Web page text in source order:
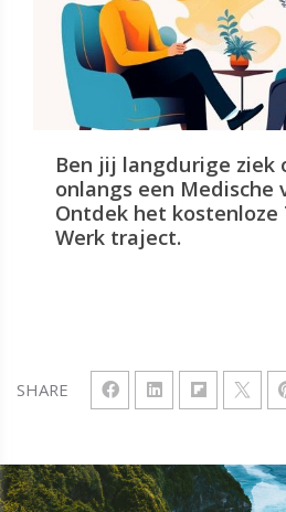
SHARE
Ben jij langdurige ziek
onlangs een Medische
Ontdek het kostenloze
Werk traject.